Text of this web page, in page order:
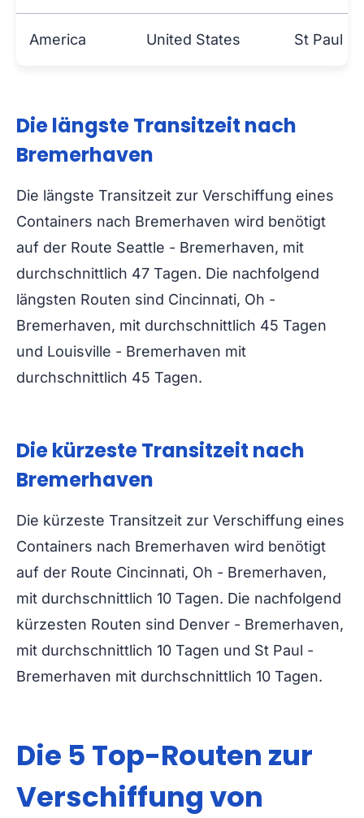
America United States St Paul
Die längste Transitzeit nach
Bremerhaven
Die längste Transitzeit zur Verschiffung eines
Containers nach Bremerhaven wird benötigt
auf der Route Seattle - Bremerhaven, mit
durchschnittlich 47 Tagen. Die nachfolgend
längsten Routen sind Cincinnati, Oh -
Bremerhaven, mit durchschnittlich 45 Tagen
und Louisville - Bremerhaven mit
durchschnittlich 45 Tagen.
Die kürzeste Transitzeit nach
Bremerhaven
Die kürzeste Transitzeit zur Verschiffung eines
Containers nach Bremerhaven wird benötigt
auf der Route Cincinnati, Oh - Bremerhaven,
mit durchschnittlich 10 Tagen. Die nachfolgend
kürzesten Routen sind Denver - Bremerhaven,
mit durchschnittlich 10 Tagen und St Paul -
Bremerhaven mit durchschnittlich 10 Tagen.
Die 5 Top-Routen zur
Verschiffung von